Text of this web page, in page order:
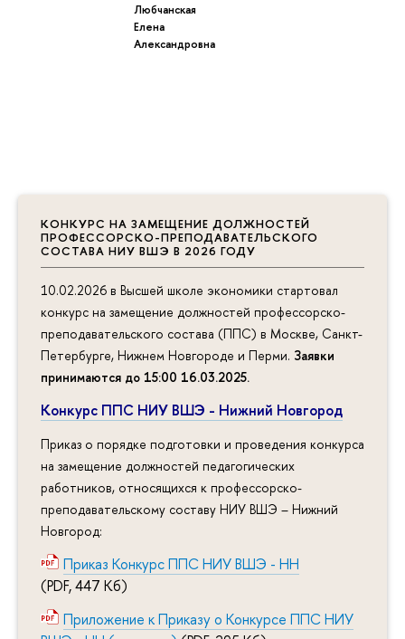
КОНКУРС НА ЗАМЕЩЕНИЕ ДОЛЖНОСТЕЙ
ПРОФЕССОРСКО-ПРЕПОДАВАТЕЛЬСКОГО
СОСТАВА НИУ ВШЭ В 2026 ГОДУ
10.02.2026 в Высшей школе экономики стартовал
конкурс на замещение должностей профессорско-
преподавательского состава (ППС) в Москве, Санкт-
Петербурге, Нижнем Новгороде и Перми. Заявки
принимаются до 15:00 16.03.2025.
Конкурс ППС НИУ ВШЭ - Нижний Новгород
Приказ о порядке подготовки и проведения конкурса
на замещение должностей педагогических
работников, относящихся к профессорско-
преподавательскому составу НИУ ВШЭ – Нижний
Новгород:
Приказ Конкурс ППС НИУ ВШЭ - НН
(PDF, 447 Кб)
Приложение к Приказу о Конкурсе ППС НИУ
Любчанская
Елена
Александровна